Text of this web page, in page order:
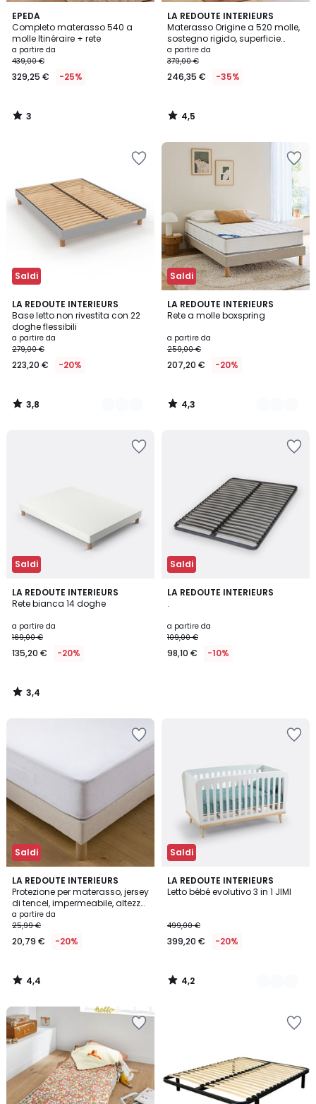
EPEDA
Completo materasso 540 a
molle Itinéraire + rete
a partire da
439,00 €
329,25 € -25%
3
/
5
3
/
LA REDOUTE INTERIEURS
Materasso Origine a 520 molle,
sostegno rigido, superficie
morbida
a partire da
379,00 €
246,35 € -35%
4,5
/ 5
4,5
/
Saldi
LA REDOUTE INTERIEURS
Base letto non rivestita con 22
doghe flessibili
a partire da
279,00 €
223,20 € -20%
3,8
/ 5
2
Colori
3,8
/
Saldi
LA REDOUTE INTERIEURS
Rete a molle boxspring
a partire da
259,00 €
207,20 € -20%
4,3
/ 5
2
Colori
4,3
/
Saldi
LA REDOUTE INTERIEURS
Rete bianca 14 doghe
a partire da
169,00 €
135,20 € -20%
3,4
/ 5
3,4
/
Saldi
LA REDOUTE INTERIEURS
.
a partire da
109,00 €
98,10 € -10%
Saldi
LA REDOUTE INTERIEURS
Protezione per materasso, jersey
di tencel, impermeabile, altezza
massima 25 cm
a partire da
25,99 €
20,79 € -20%
4,4
/ 5
4,4
/
Saldi
LA REDOUTE INTERIEURS
Letto bébé evolutivo 3 in 1 JIMI
499,00 €
399,20 € -20%
4,2
/ 5
2
Colori
4,2
/